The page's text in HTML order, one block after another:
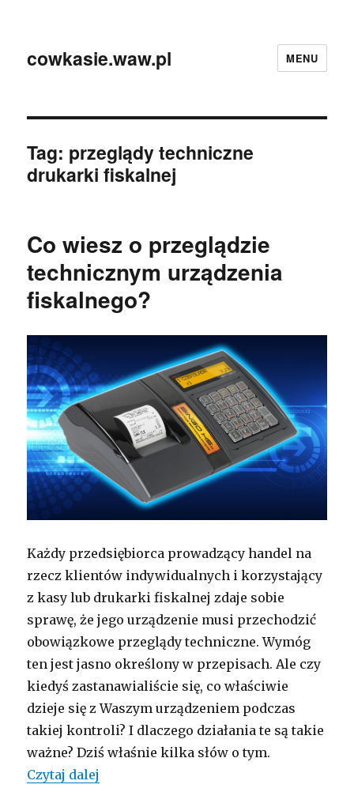
cowkasie.waw.pl MENU
Tag: przeglądy techniczne
drukarki fiskalnej
Co wiesz o przeglądzie
technicznym urządzenia
fiskalnego?
Każdy przedsiębiorca prowadzący handel na
rzecz klientów indywidualnych i korzystający
z kasy lub drukarki fiskalnej zdaje sobie
sprawę, że jego urządzenie musi przechodzić
obowiązkowe przeglądy techniczne. Wymóg
ten jest jasno określony w przepisach. Ale czy
kiedyś zastanawialiście się, co właściwie
dzieje się z Waszym urządzeniem podczas
takiej kontroli? I dlaczego działania te są takie
ważne? Dziś właśnie kilka słów o tym.
Czytaj dalej